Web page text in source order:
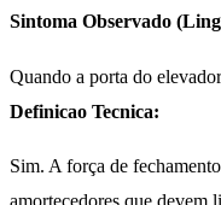
Sintoma Observado
Quando a porta do
Definicao Tecnica:
Sim. A força de